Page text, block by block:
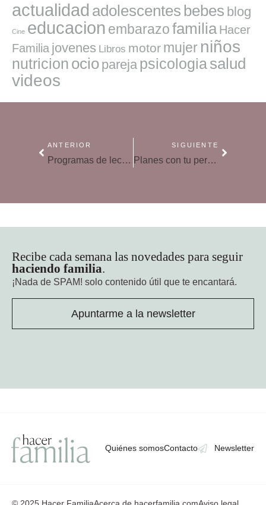
actualidad adolescentes bebes blog
Cine educacion embarazofamilia Hacer
Familia jovenes Libros motor mujer niños
nutricion ocio pareja psicologiasalud
videos
ANTERIOR
Programas de lectura en verano, cómo hacer que los niños se enamoren de los libros
SIGUIENTE
Planes con tu perro: excursiones en el campo, playa y ciudad
Recibe cada semana las novedades para seguir
haciendo familia.
¡Nada de SPAM! solo contenido útil que te encantará.
Apuntarme a la newsletter
Quiénes somosContacto Newsletter